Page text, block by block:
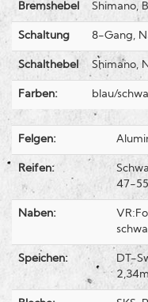
Bremshebel Shimano,
Schaltung 8-Gang,
Schalthebel Shimano,
Farben: blau/
Felgen:
Reifen:
47-
Naben:
Speichen:
DT-